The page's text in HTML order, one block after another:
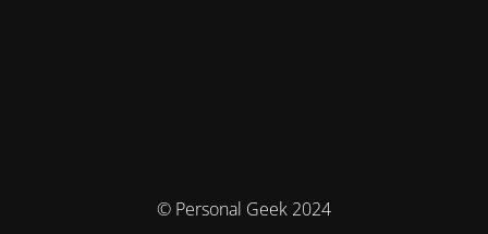
© Personal Geek 2024